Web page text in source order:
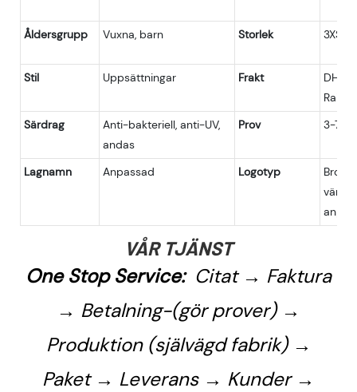
Åldersgrupp Vuxna, barn Storlek 3XS-
Stil Uppsättningar Frakt
DHL,
Särdrag
Anti-bakteriell, anti-UV,
andas
Prov 3-7
Lagnamn Anpassad Logotyp
VÅR TJÄNST
One Stop Service: Citat → Faktura
→ Betalning-(gör prover) →
Produktion (självägd fabrik) →
Paket → Leverans → Kunder →